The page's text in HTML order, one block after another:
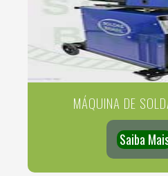
MÁQUINA DE
Saiba